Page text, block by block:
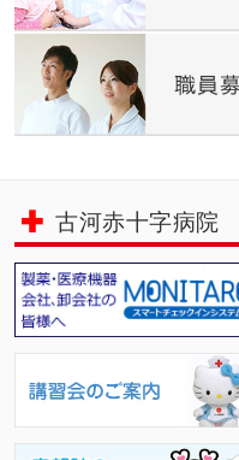
古河赤十字病院